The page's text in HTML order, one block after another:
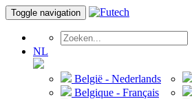
Toggle navigation
NL
België - Nederlands
Belgique - Français